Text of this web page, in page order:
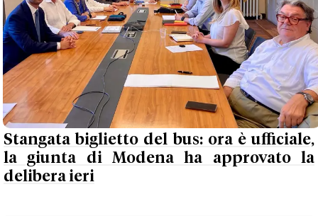
Stangata biglietto del bus: ora è ufficiale,
la giunta di Modena ha approvato la
delibera ieri